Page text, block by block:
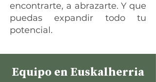
encontrarte, a abrazarte. Y que
puedas expandir todo tu
potencial.
Equipo en Euskalherria